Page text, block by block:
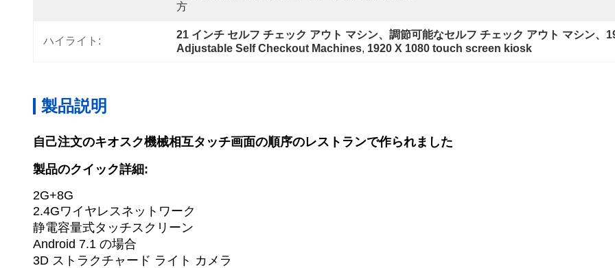
方
ハイライト:
21 インチ セルフ チェック アウト マシン、調節可能なセルフ チェック アウト マシン、
Adjustable Self Checkout Machines, 1920 X 1080 touch screen kiosk
製品説明
自己注文のキオスク機械相互タッチ画面の順序のレストランで作られました
製品のクイック詳細:
2G+8G
2.4Gワイヤレスネットワーク
静電容量式タッチスクリーン
Android 7.1 の場合
3D ストラクチャード ライト カメラ